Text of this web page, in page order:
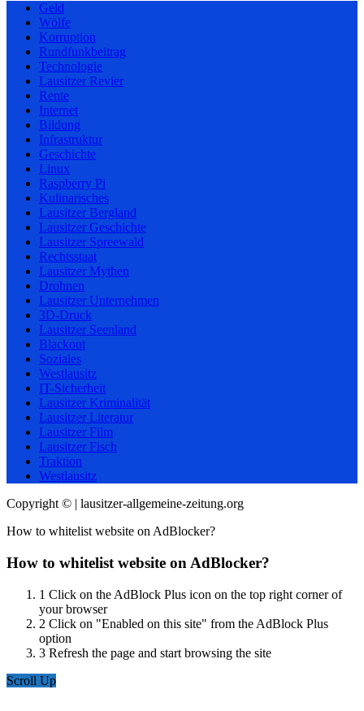
Geld
Wölfe
Korruption
Rundfunkbeitrag
Technologie
Lausitzer Revier
Rente
Internet
Bildung
Infrastruktur
Geschichte
Linux
Raspberry Pi
Kulinarisches
Lausitzer Bergland
Lausitzer Geschichte
Lausitzer Spreewald
Rechtsstaat
Lausitzer Mythen
Drohnen
Lausitzer Unternehmen
3D-Druck
Lausitzer Seenland
Blackout
Soziales
Westlausitz
IT-Sicherheit
Lausitzer Kriminalität
Lausitzer Literatur
Lausitzer Film
Lausitzer Fisch
Traktion
Westlausitz
Copyright © | lausitzer-allgemeine-zeitung.org
How to whitelist website on AdBlocker?
How to whitelist website on AdBlocker?
1 Click on the AdBlock Plus icon on the top right corner of
your browser
2 Click on "Enabled on this site" from the AdBlock Plus
option
3 Refresh the page and start browsing the site
Scroll Up